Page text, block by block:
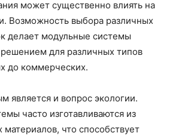
может существенно влиять на
Возможность выбора различных
делает модульные системы
для различных типов
до коммерческих.
является и вопрос экологии.
часто изготавливаются из
материалов, что способствует